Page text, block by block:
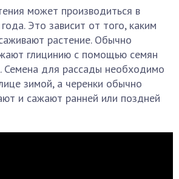
может производиться в
Это зависит от того, каким
растение. Обычно
глицинию с помощью семян
Семена для рассады необходимо
зимой, а черенки обычно
и сажают ранней или поздней